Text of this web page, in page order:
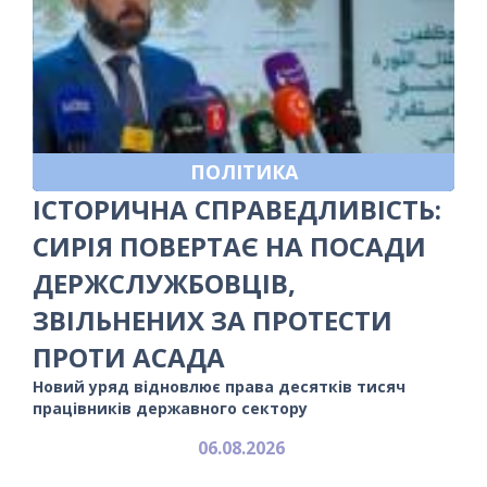
ПОЛІТИКА
ІСТОРИЧНА СПРАВЕДЛИВІСТЬ:
СИРІЯ ПОВЕРТАЄ НА ПОСАДИ
ДЕРЖСЛУЖБОВЦІВ,
ЗВІЛЬНЕНИХ ЗА ПРОТЕСТИ
ПРОТИ АСАДА
Новий уряд відновлює права десятків тисяч
працівників державного сектору
06.08.2026